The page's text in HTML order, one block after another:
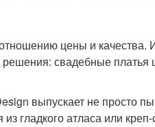
цены и качества.
решения: свадебные
выпускает не просто
гладкого атласа или